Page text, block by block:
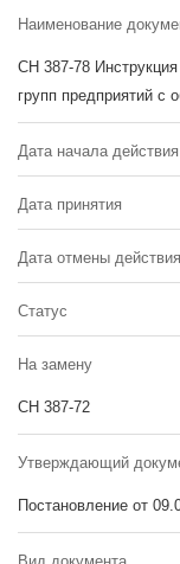
Наименование
СН 387-78
групп предприятий
Дата начала действия
Дата принятия
Дата отмены действия
Статус
На замену
СН 387-72
Утверждающий
Постановление от